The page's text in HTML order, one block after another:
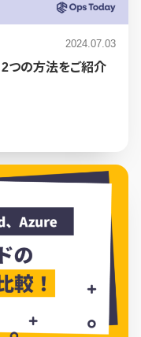
2024.07.03
つの方法をご紹介